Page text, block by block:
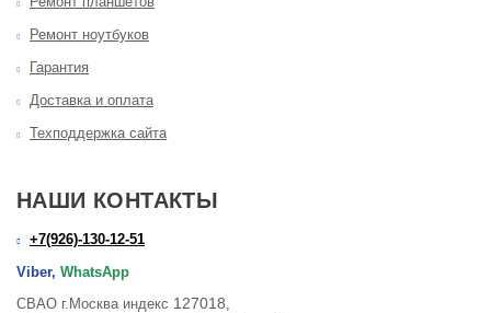
Ремонт ноутбуков
Гарантия
Доставка и оплата
Техподдержка сайта
НАШИ КОНТАКТЫ
+7(926)-130-12-51
Viber, WhatsApp
СВАО г.Москва индекс 127018,